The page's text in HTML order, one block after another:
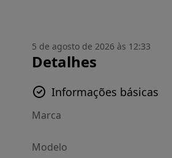
5 de agosto de 2026 às 12:33
Detalhes
Informações básicas
Marca
Modelo